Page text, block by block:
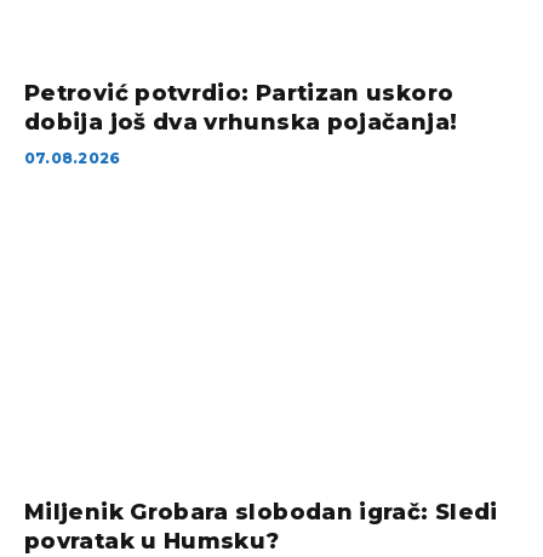
Petrović potvrdio: Partizan uskoro
dobija još dva vrhunska pojačanja!
07.08.2026
Miljenik Grobara slobodan igrač: Sledi
povratak u Humsku?